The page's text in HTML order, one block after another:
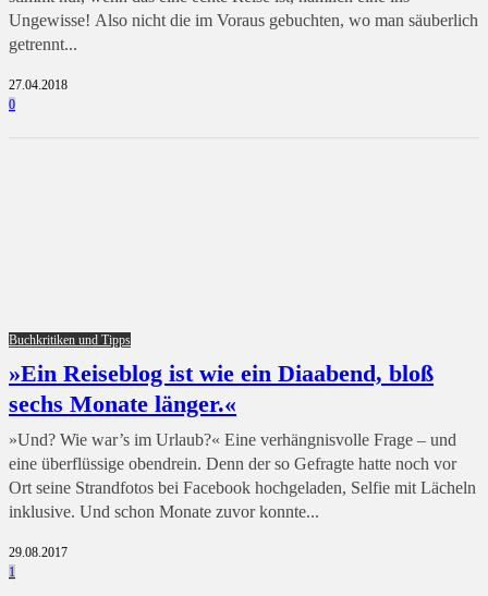
Ungewisse! Also nicht die im Voraus gebuchten, wo man säuberlich
getrennt...
27.04.2018
0
Buchkritiken und Tipps
»Ein Reiseblog ist wie ein Diaabend, bloß
sechs Monate länger.«
»Und? Wie war’s im Urlaub?« Eine verhängnisvolle Frage – und
eine überflüssige obendrein. Denn der so Gefragte hatte noch vor
Ort seine Strandfotos bei Facebook hochgeladen, Selfie mit Lächeln
inklusive. Und schon Monate zuvor konnte...
29.08.2017
1